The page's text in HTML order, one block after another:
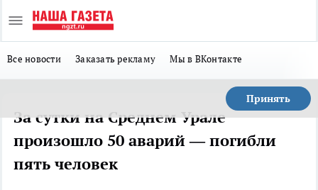
Все новости Заказать рекламу Мы в ВКонтакте
Принять
За сутки на Среднем Урале
произошло 50 аварий — погибли
пять человек